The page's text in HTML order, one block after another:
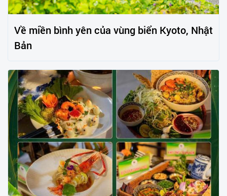
Về miền bình yên của vùng biển Kyoto, Nhật
Bản